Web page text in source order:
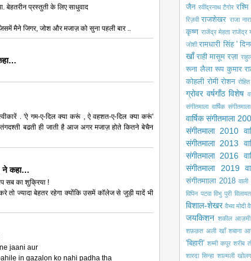
बेहतरीन प्रस्तुती के लिए साधुवाद
मैने जिगर, जोश और मजाज़ को सुना पहली बार ..
. 'ऐ गम-ए-दिल क्या करूं , ऐ वहशत-ए-दिल क्या करूं'
बढती ही जाती है आज अगर मजाज़ होते कितने बेचैन
ने कहा…
सब का शुक्रिया !
ज्यादा बेहतर रहेगा क्योंकि उसमें कॉलेज से जुड़ी यादें भी
jaani aur
in gazalon ko nahi padha tha
जैन रवींद्रनाथ टैगोर रश्मि
रिज़वी राजशेखर राजा
कृष्ण राजेंद्र मेहता राजेंद्र
जोशी रामधारी सिंह '
खाँ राही मासूम रज़ा
रूना लैला रूप कुमार
कोहली रोमी रोशन
ग्रोवर वर्षगाँठ विशेष
संगीतमाला वार्षिक
वार्षिक संगीतमाला
संगीतमाला 2010
संगीतमाला 2013
संगीतमाला 2016
संगीतमाला 2019
संगीतमााला 2018
विपिन पटवा विभु पुरी
विशाल-शेखर वैभव मोदी
जयकिशन शकील आज़मी
शफ़क़त अली खाँ शबाना
'बिहारी' शम्मी कपूर शरीब
शारदा सिन्हा शाल्मली